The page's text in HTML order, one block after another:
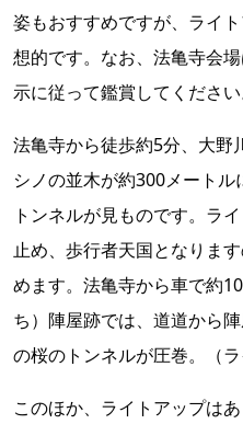
姿もおすすめですが、ライ
想的です。なお、法亀寺会
示に従って鑑賞してください
法亀寺から徒歩約5分、大野
シノの並木が約300メート
トンネルが見ものです。ラ
止め、歩行者天国となりま
めます。法亀寺から車で約
ち）陣屋跡では、道道から
の桜のトンネルが圧巻。（ラ
このほか、ライトアップは